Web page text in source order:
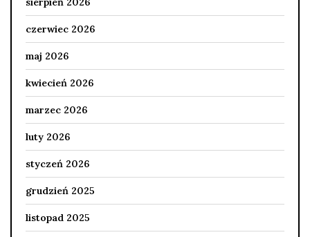
czerwiec 2026
maj 2026
kwiecień 2026
marzec 2026
luty 2026
styczeń 2026
grudzień 2025
listopad 2025